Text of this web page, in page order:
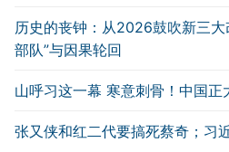
历史的丧钟：从2026鼓吹新三大
部队”与因果轮回
山呼习这一幕 寒意刺骨！中国正
张又侠和红二代要搞死蔡奇；习